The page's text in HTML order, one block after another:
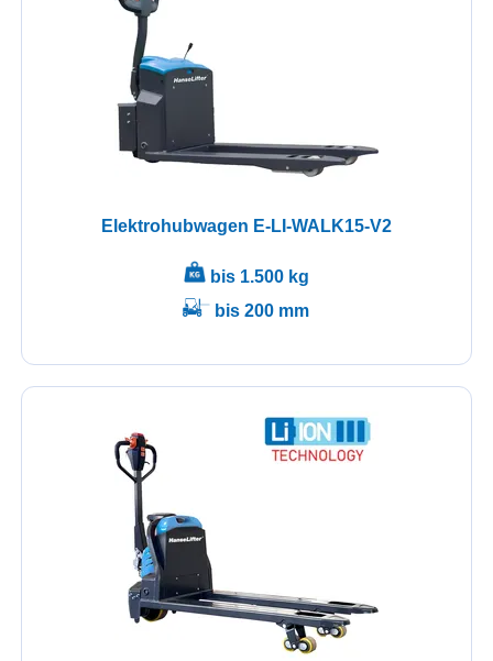
Elektrohubwagen E-LI-WALK15-V2
bis 1.500 kg
bis 200 mm